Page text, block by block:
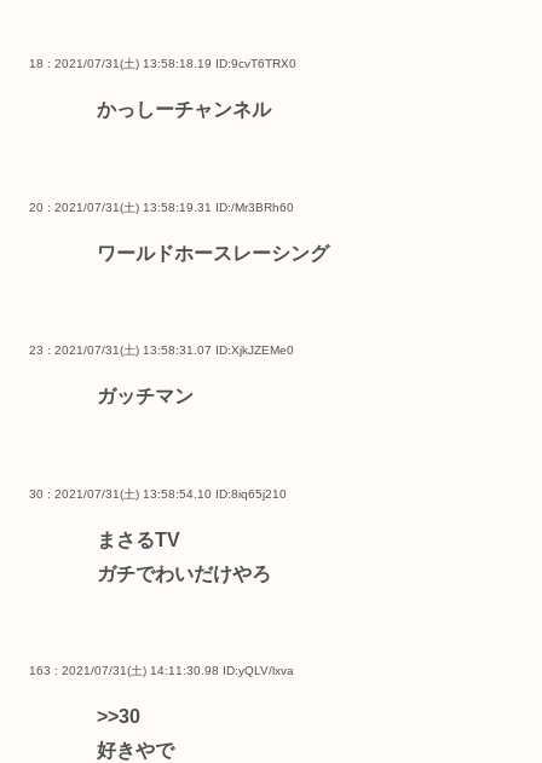
18 : 2021/07/31(土) 13:58:18.19 ID:9cvT6TRX0
かっしーチャンネル
20 : 2021/07/31(土) 13:58:19.31 ID:/Mr3BRh60
ワールドホースレーシング
23 : 2021/07/31(土) 13:58:31.07 ID:XjkJZEMe0
ガッチマン
30 : 2021/07/31(土) 13:58:54.10 ID:8iq65j210
まさるTV
ガチでわいだけやろ
163 : 2021/07/31(土) 14:11:30.98 ID:yQLV/lxva
>>30
好きやで